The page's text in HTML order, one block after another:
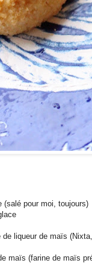
(salé pour moi, toujours)
de liqueur de maïs
maïs (farine de maïs